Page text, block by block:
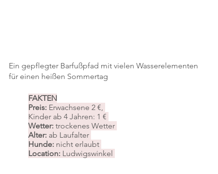
Ein gepflegter Barfußpfad mit vielen Wasserelementen
für einen heißen Sommertag
FAKTEN
Preis: Erwachsene 2 €,
Kinder ab 4 Jahren: 1 €
Wetter: trockenes Wetter
Alter: ab Laufalter
Hunde: nicht erlaubt
Location: Ludwigswinkel